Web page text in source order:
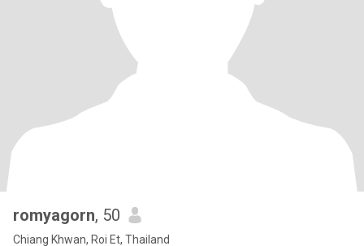
romyagorn, 50
Chiang Khwan, Roi Et, Thailand